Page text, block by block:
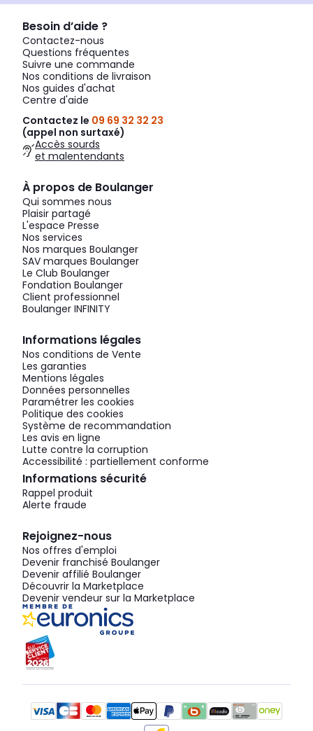
Besoin d’aide ?
Contactez-nous
Questions fréquentes
Suivre une commande
Nos conditions de livraison
Nos guides d'achat
Centre d'aide
Contactez le 09 69 32 32 23
(appel non surtaxé)
Accès sourds
et malentendants
À propos de Boulanger
Qui sommes nous
Plaisir partagé
L'espace Presse
Nos services
Nos marques Boulanger
SAV marques Boulanger
Le Club Boulanger
Fondation Boulanger
Client professionnel
Boulanger INFINITY
Informations légales
Nos conditions de Vente
Les garanties
Mentions légales
Données personnelles
Paramétrer les cookies
Politique des cookies
Système de recommandation
Les avis en ligne
Lutte contre la corruption
Accessibilité : partiellement conforme
Informations sécurité
Rappel produit
Alerte fraude
Rejoignez-nous
Nos offres d'emploi
Devenir franchisé Boulanger
Devenir affilié Boulanger
Découvrir la Marketplace
Devenir vendeur sur la Marketplace